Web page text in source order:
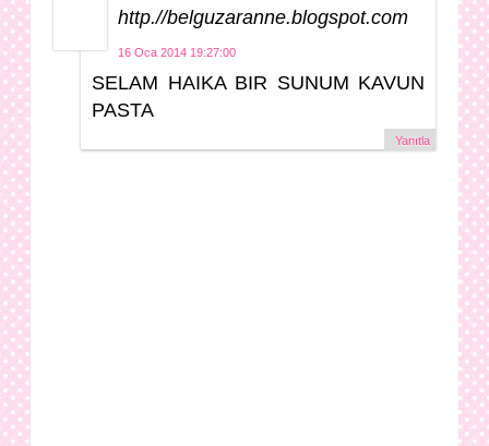
http.//belguzaranne.blogspot.com
16 Oca 2014 19:27:00
SELAM HAIKA BIR SUNUM KAVUN
PASTA
Yanıtla